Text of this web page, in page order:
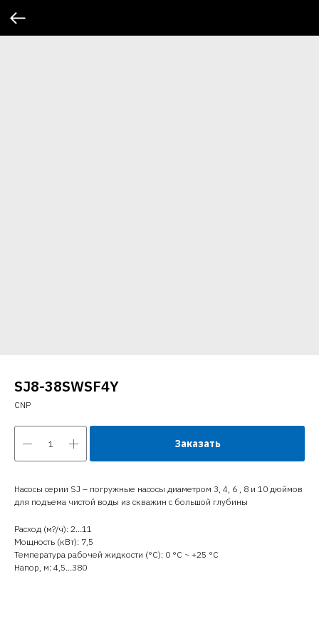
SJ8-38SWSF4Y
CNP
Заказать
Насосы серии SJ – погружные насосы диаметром 3, 4, 6 , 8 и 10 дюймов
для подъема чистой воды из скважин с большой глубины
Расход (м?/ч): 2…11
Мощность (кВт): 7,5
Температура рабочей жидкости (°C): 0 °С ~ +25 °С
Напор, м: 4,5…380